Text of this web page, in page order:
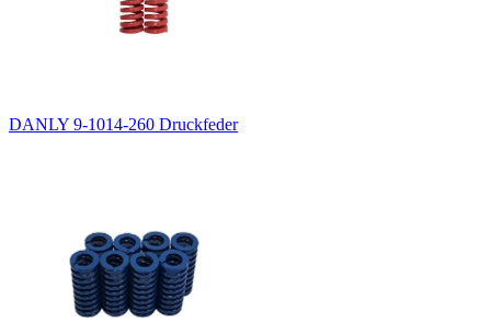
DANLY 9-1014-260 Druckfeder